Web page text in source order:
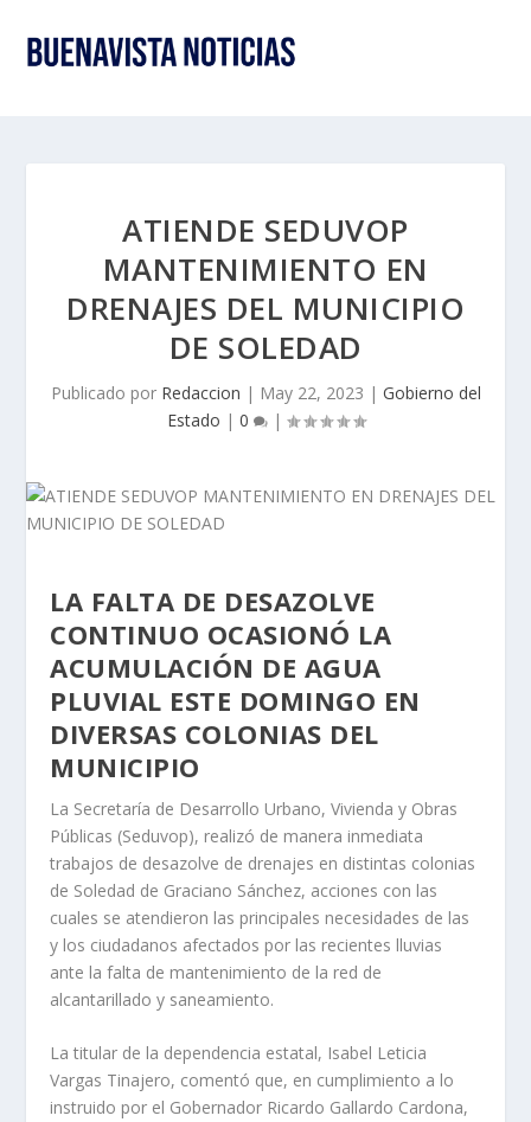
ATIENDE SEDUVOP
MANTENIMIENTO EN
DRENAJES DEL MUNICIPIO
DE SOLEDAD
Publicado por Redaccion | May 22, 2023 | Gobierno del
Estado | 0 |
LA FALTA DE DESAZOLVE
CONTINUO OCASIONÓ LA
ACUMULACIÓN DE AGUA
PLUVIAL ESTE DOMINGO EN
DIVERSAS COLONIAS DEL
MUNICIPIO
La Secretaría de Desarrollo Urbano, Vivienda y Obras
Públicas (Seduvop), realizó de manera inmediata
trabajos de desazolve de drenajes en distintas colonias
de Soledad de Graciano Sánchez, acciones con las
cuales se atendieron las principales necesidades de las
y los ciudadanos afectados por las recientes lluvias
ante la falta de mantenimiento de la red de
alcantarillado y saneamiento.
La titular de la dependencia estatal, Isabel Leticia
Vargas Tinajero, comentó que, en cumplimiento a lo
instruido por el Gobernador Ricardo Gallardo Cardona,